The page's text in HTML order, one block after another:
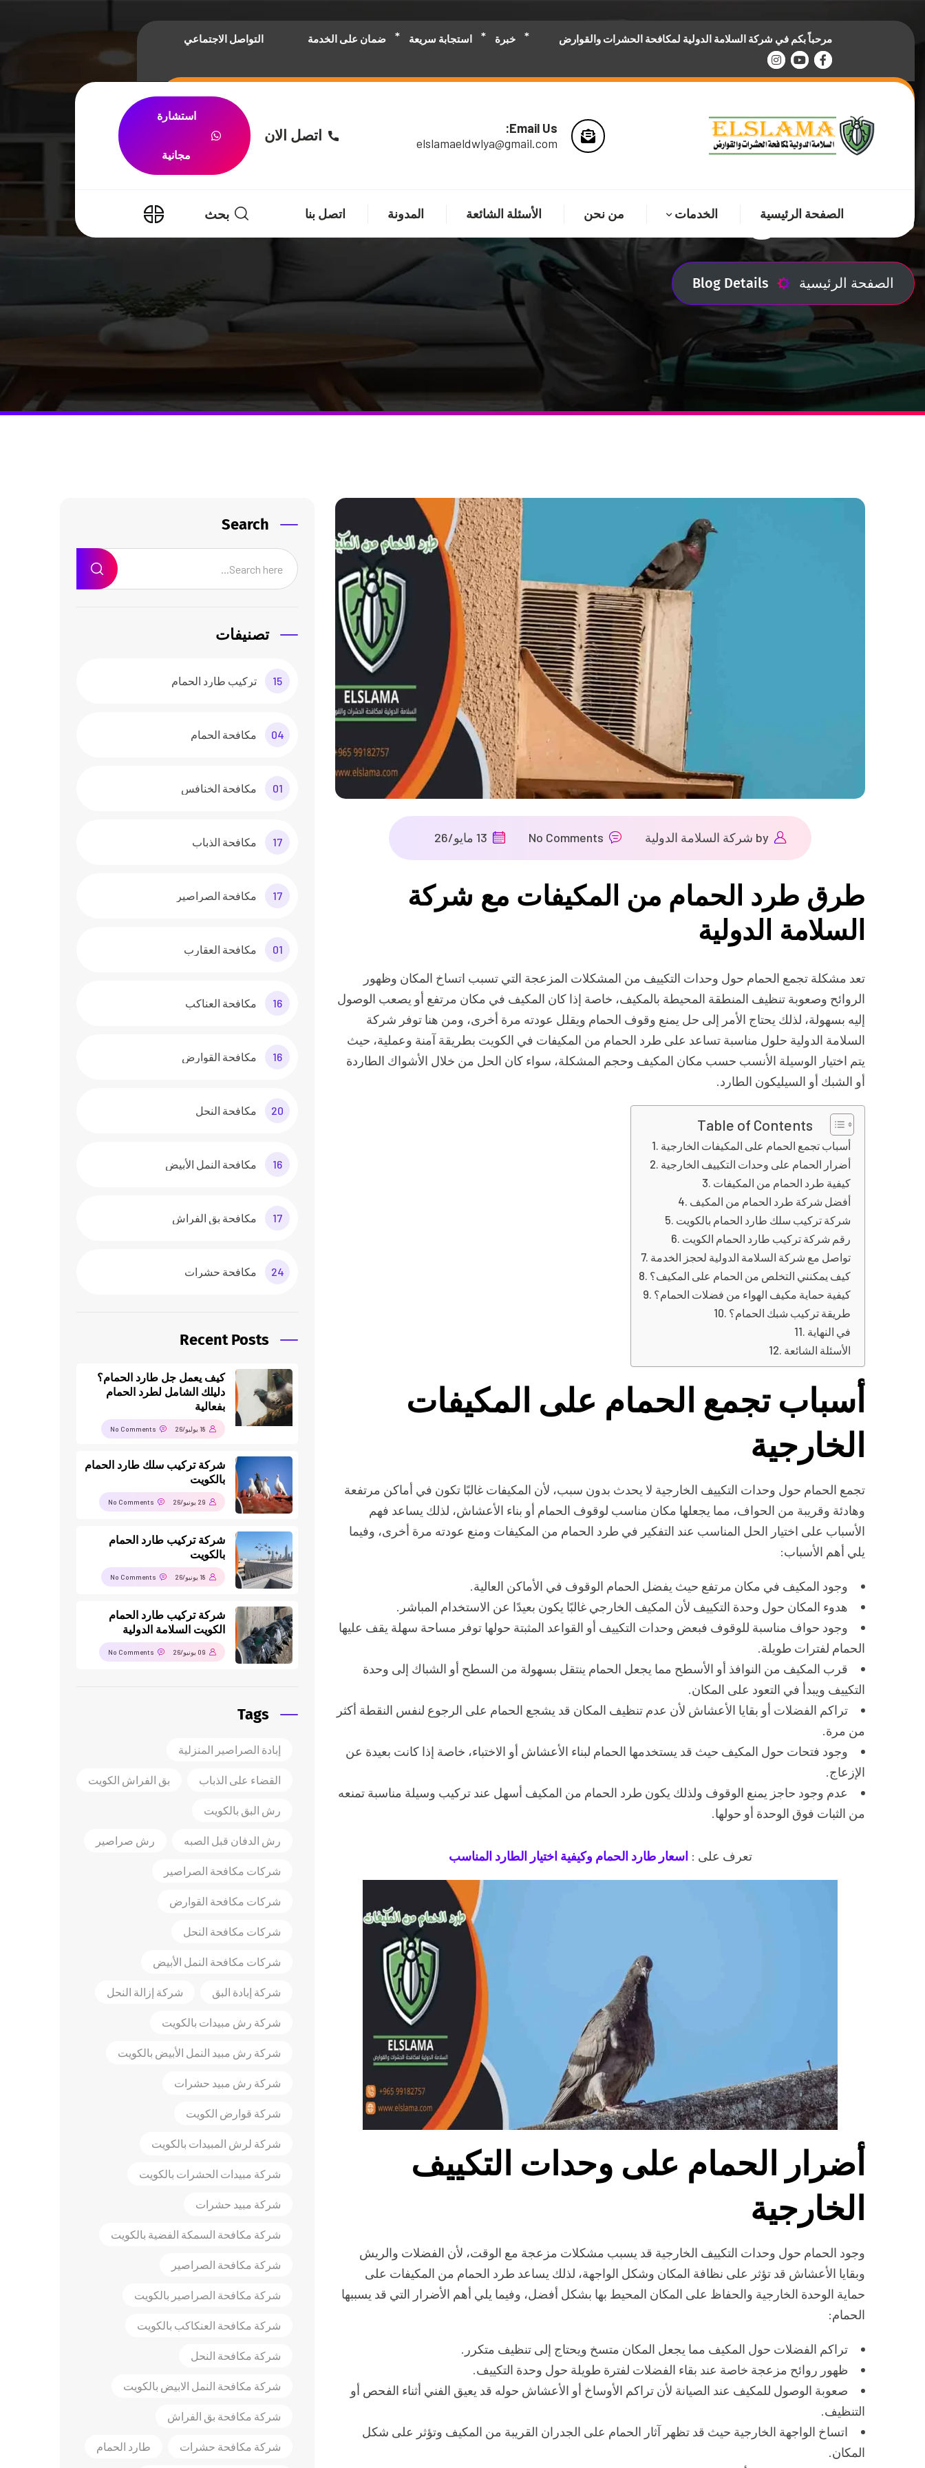
مرحباً بكم في شركة السلامة الدولية لمكافحة الحشرات والقوارض خبرة استجابة سريعة ضمان على الخدمة التواصل الاجتماعي
Email Us:
elslamaeldwlya@gmail.com
اتصل الان
استشارة
مجانية
الصفحة الرئيسية الخدمات من نحن الأسئلة الشائعة المدونة اتصل بنا بحث Blog Details
الصفحة الرئيسية Blog Details
by شركة السلامة الدولية No Comments 13 مايو/26
طرق طرد الحمام من المكيفات مع شركة
السلامة الدولية
تعد مشكلة تجمع الحمام حول وحدات التكييف من المشكلات المزعجة التي تسبب اتساخ المكان وظهور
الروائح وصعوبة تنظيف المنطقة المحيطة بالمكيف، خاصة إذا كان المكيف في مكان مرتفع أو يصعب الوصول
إليه بسهولة، لذلك يحتاج الأمر إلى حل يمنع وقوف الحمام ويقلل عودته مرة أخرى، ومن هنا توفر شركة
السلامة الدولية حلول مناسبة تساعد على طرد الحمام من المكيفات في الكويت بطريقة آمنة وعملية، حيث
يتم اختيار الوسيلة الأنسب حسب مكان المكيف وحجم المشكلة، سواء كان الحل من خلال الأشواك الطاردة
أو الشبك أو السيليكون الطارد.
Table of Contents
أسباب تجمع الحمام على المكيفات الخارجية
أضرار الحمام على وحدات التكييف الخارجية
كيفية طرد الحمام من المكيفات
أفضل شركة طرد الحمام من المكيف
شركة تركيب سلك طارد الحمام بالكويت
رقم شركة تركيب طارد الحمام الكويت
تواصل مع شركة السلامة الدولية لحجز الخدمة
كيف يمكنني التخلص من الحمام على المكيف؟
كيفية حماية مكيف الهواء من فضلات الحمام؟
طريقة تركيب شبك الحمام؟
في النهاية
الأسئلة الشائعة
أسباب تجمع الحمام على المكيفات
الخارجية
تجمع الحمام حول وحدات التكييف الخارجية لا يحدث بدون سبب، لأن المكيفات غالبًا تكون في أماكن مرتفعة
وهادئة وقريبة من الحواف، مما يجعلها مكان مناسب لوقوف الحمام أو بناء الأعشاش، لذلك يساعد فهم
الأسباب على اختيار الحل المناسب عند التفكير في طرد الحمام من المكيفات ومنع عودته مرة أخرى، وفيما
يلي أهم الأسباب:
وجود المكيف في مكان مرتفع حيث يفضل الحمام الوقوف في الأماكن العالية.
هدوء المكان حول وحدة التكييف لأن المكيف الخارجي غالبًا يكون بعيدًا عن الاستخدام المباشر.
وجود حواف مناسبة للوقوف فبعض وحدات التكييف أو القواعد المثبتة حولها توفر مساحة سهلة يقف عليها
الحمام لفترات طويلة.
قرب المكيف من النوافذ أو الأسطح مما يجعل الحمام ينتقل بسهولة من السطح أو الشباك إلى وحدة
التكييف ويبدأ في التعود على المكان.
تراكم الفضلات أو بقايا الأعشاش لأن عدم تنظيف المكان قد يشجع الحمام على الرجوع لنفس النقطة أكثر
من مرة.
وجود فتحات حول المكيف حيث قد يستخدمها الحمام لبناء الأعشاش أو الاختباء، خاصة إذا كانت بعيدة عن
الإزعاج.
عدم وجود حاجز يمنع الوقوف ولذلك يكون طرد الحمام من المكيف أسهل عند تركيب وسيلة مناسبة تمنعه
من الثبات فوق الوحدة أو حولها.
تعرف على : اسعار طارد الحمام وكيفية اختيار الطارد المناسب
أضرار الحمام على وحدات التكييف
الخارجية
وجود الحمام حول وحدات التكييف الخارجية قد يسبب مشكلات مزعجة مع الوقت، لأن الفضلات والريش
وبقايا الأعشاش قد تؤثر على نظافة المكان وشكل الواجهة، لذلك يساعد طرد الحمام من المكيفات على
حماية الوحدة الخارجية والحفاظ على المكان المحيط بها بشكل أفضل، وفيما يلي أهم الأضرار التي قد يسببها
الحمام:
تراكم الفضلات حول المكيف مما يجعل المكان متسخ ويحتاج إلى تنظيف متكرر.
ظهور روائح مزعجة خاصة عند بقاء الفضلات لفترة طويلة حول وحدة التكييف.
صعوبة الوصول للمكيف عند الصيانة لأن تراكم الأوساخ أو الأعشاش حوله قد يعيق الفني أثناء الفحص أو
التنظيف.
اتساخ الواجهة الخارجية حيث قد تظهر آثار الحمام على الجدران القريبة من المكيف وتؤثر على شكل
المكان.
Search
تصنيفات
تركيب طارد الحمام 15
مكافحة الحمام 04
مكافحة الخنافس 01
مكافحة الذباب 17
مكافحة الصراصير 17
مكافحة العقارب 01
مكافحة العناكب 16
مكافحة القوارض 16
مكافحة النحل 20
مكافحة النمل الأبيض 16
مكافحة بق الفراش 17
مكافحة حشرات 24
Recent Posts
كيف يعمل جل طارد الحمام؟
دليلك الشامل لطرد الحمام
بفعالية
18 يوليو/26 No Comments
شركة تركيب سلك طارد الحمام
بالكويت
29 يونيو/26 No Comments
شركة تركيب طارد الحمام
بالكويت
18 يونيو/26 No Comments
شركة تركيب طارد الحمام
الكويت السلامة الدولية
09 يونيو/26 No Comments
Tags
إبادة الصراصير المنزلية
القضاء على الذباب بق الفراش الكويت
رش البق بالكويت
رش الدفان قبل الصبه رش صراصير
شركات مكافحة الصراصير
شركات مكافحة القوارض
شركات مكافحة النحل
شركات مكافحة النمل الأبيض
شركة إبادة البق شركة إزالة النحل
شركة رش مبيدات بالكويت
شركة رش مبيد النمل الأبيض بالكويت
شركة رش مبيد حشرات
شركة قوارض الكويت
شركة لرش المبيدات بالكويت
شركة مبيدات الحشرات بالكويت
شركة مبيد حشرات
شركة مكافحة السمكة الفضية بالكويت
شركة مكافحة الصراصير
شركة مكافحة الصراصير بالكويت
شركة مكافحة العنكاكب بالكويت
شركة مكافحة النحل
شركة مكافحة النمل الابيض بالكويت
شركة مكافحة بق الفراش
شركة مكافحة حشرات طارد الحمام